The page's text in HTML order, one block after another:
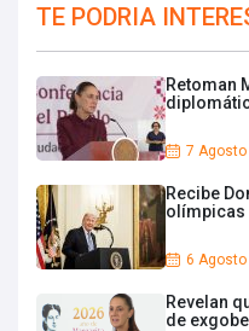
TE PODRIA
Retoman
7 Agosto
Recibe
olímpicas
6
Revelan
de